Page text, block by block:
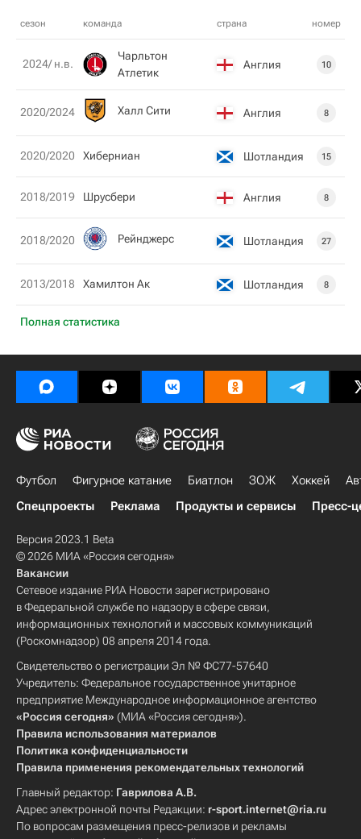
сезон команда страна номер
Полная статистика
2024/ н.в.
Чарльтон
Атлетик
Англия 10
2020/2024 Халл Сити Англия 8
2020/2020 Хиберниан Шотландия 15
2018/2019 Шрусбери Англия 8
2018/2020 Рейнджерс Шотландия 27
2013/2018 Хамилтон Ак Шотландия 8
Футбол Фигурное катание Биатлон ЗОЖ Хоккей
Спецпроекты
Реклама Продукты и сервисы Пресс-
Версия 2023.1 Beta
© 2026 МИА «Россия сегодня»
Вакансии
Сетевое издание РИА Новости зарегистрировано
в Федеральной службе по надзору в сфере связи,
информационных технологий и массовых коммуникаций
(Роскомнадзор) 08 апреля 2014 года.
Свидетельство о регистрации Эл № ФС77-57640
Учредитель: Федеральное государственное унитарное
предприятие Международное информационное агентство
«Россия сегодня» (МИА «Россия сегодня»).
Правила использования материалов
Политика конфиденциальности
Правила применения рекомендательных технологий
Главный редактор: Гаврилова А.В.
Адрес электронной почты Редакции: r-sport.internet@ria.ru
По вопросам размещения пресс-релизов и рекламы